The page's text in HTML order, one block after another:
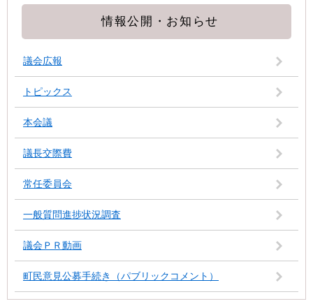
情報公開・お知らせ
議会広報
トピックス
本会議
議長交際費
常任委員会
一般質問進捗状況調査
議会ＰＲ動画
町民意見公募手続き（パブリックコメント）